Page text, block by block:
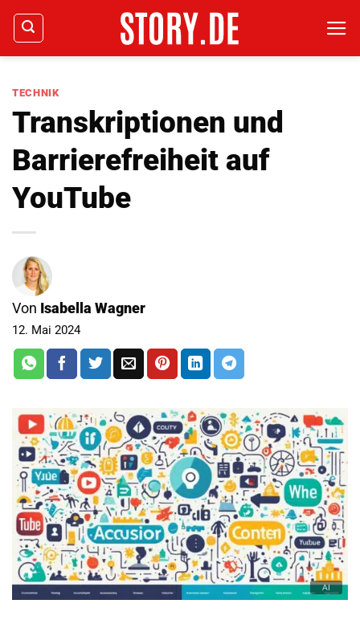
Zum
Inhalt
springen
TECHNIK
Transkriptionen und
Barrierefreiheit auf
YouTube
Von Isabella Wagner
12. Mai 2024